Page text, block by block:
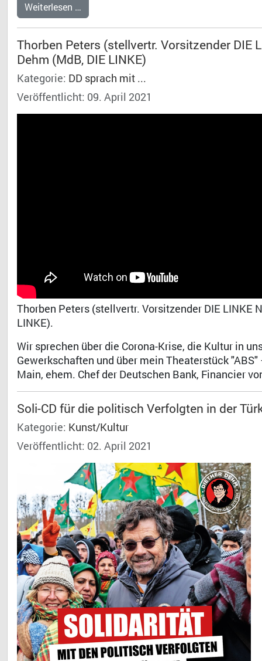
Weiterlesen …
Thorben Peters (stellvertr. Vorsitzender DIE
Dehm (MdB, DIE LINKE)
Kategorie: DD sprach mit ...
Veröffentlicht: 09. April 2021
Thorben Peters (stellvertr. Vorsitzender DIE LINKE
LINKE).
Wir sprechen über die Corona-Krise, die Kultur in
Gewerkschaften und über mein Theaterstück
Main, ehem. Chef der Deutschen Bank, Financier
Soli-CD für die politisch Verfolgten in der
Kategorie: Kunst/Kultur
Veröffentlicht: 02. April 2021